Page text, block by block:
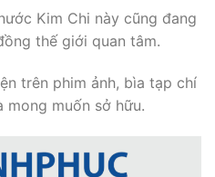
Kim Chi này cũng đang
thế giới quan tâm.
trên phim ảnh, bìa tạp chí
mong muốn sở hữu.